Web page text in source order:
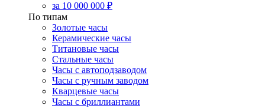
за 10 000 000 ₽
По типам
Золотые часы
Керамические часы
Титановые часы
Стальные часы
Часы с автоподзаводом
Часы с ручным заводом
Кварцевые часы
Часы с бриллиантами